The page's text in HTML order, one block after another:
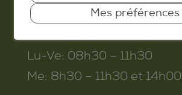
Lu-Ve: 08h30 – 11h30
Me: 8h30 – 11h30 et
Mes préférences